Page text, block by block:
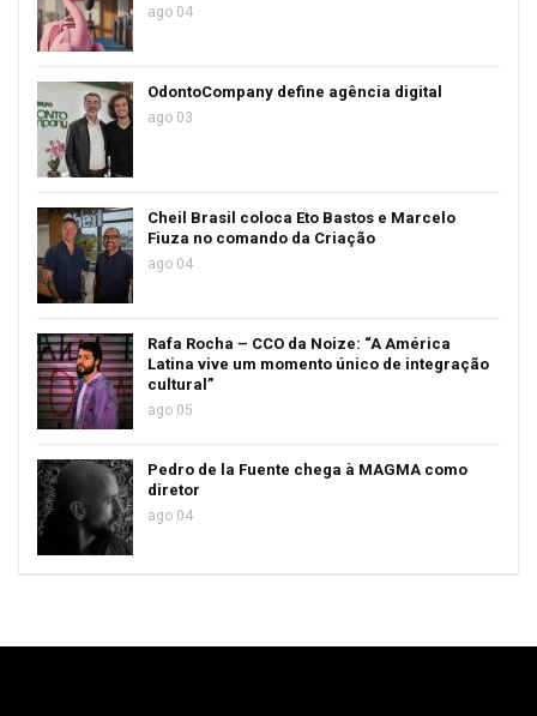
ago 04
OdontoCompany define agência digital
ago 03
Cheil Brasil coloca Eto Bastos e Marcelo
Fiuza no comando da Criação
ago 04
Rafa Rocha – CCO da Noize: “A América
Latina vive um momento único de integração
cultural”
ago 05
Pedro de la Fuente chega à MAGMA como
diretor
ago 04